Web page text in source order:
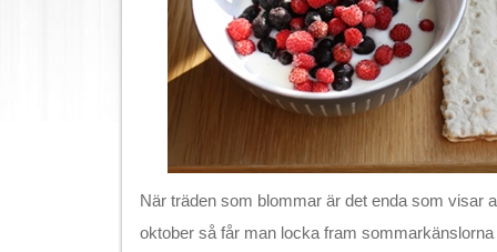
När träden som blommar är det enda som visar
oktober så får man locka fram